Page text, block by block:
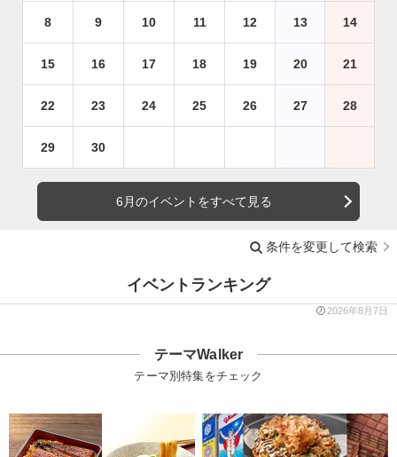
8 9 10 11 12 13 14
15 16 17 18 19 20 21
22 23 24 25 26 27 28
29 30
6月のイベントをすべて見る
条件を変更して検索
イベントランキング
2026年8月7日
テーマWalker
テーマ別特集をチェック